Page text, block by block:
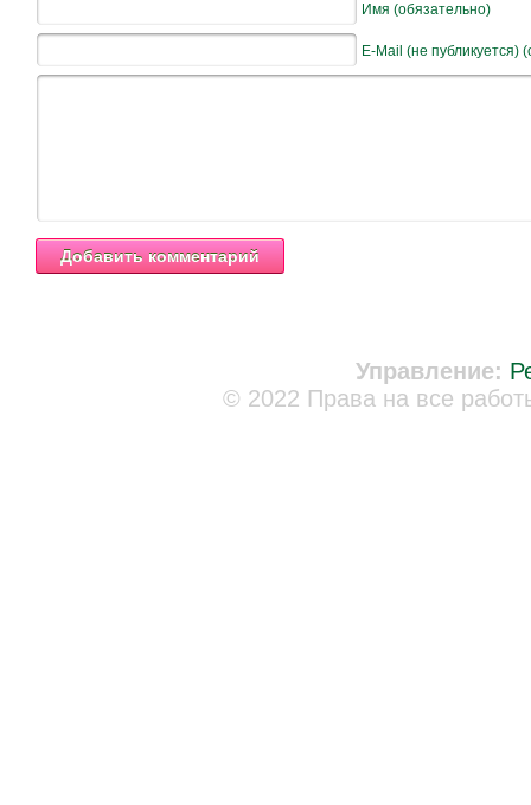
Имя (обязательно)
E-Mail (не публикуется)
Управление:
© 2022 Права на все